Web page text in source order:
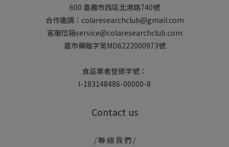
600 嘉義市西區北港路740號
合作邀請：colaresearchclub@gmail.com
客服信箱service@colaresearchclub.com
嘉市藥販字第MD6222000973號
食品業者登錄字號：
I-183148486-00000-8
Contact us
/ 聯 絡 我 們 /